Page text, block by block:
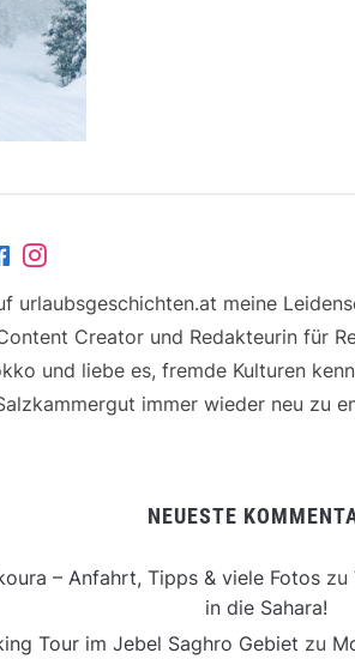
urlaubsgeschichten.at meine
Creator und Redakteurin für
und liebe es, fremde Kulturen
immer wieder neu zu
NEUESTE
– Anfahrt, Tipps & viele Fotos zu
in die Sahara!
Tour im Jebel Saghro Gebiet zu